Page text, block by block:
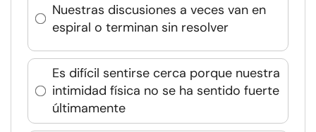
Nuestras discusiones a veces van en
espiral o terminan sin resolver
Es difícil sentirse cerca porque nuestra
intimidad física no se ha sentido fuerte
últimamente